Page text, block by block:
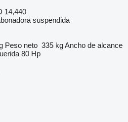
14,440
suspendida
Peso neto 335 kgAncho de alcance
80 Hp